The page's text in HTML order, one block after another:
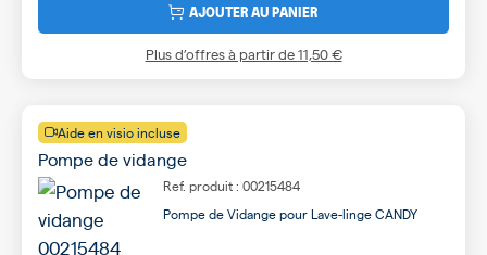
AJOUTER AU PANIER
Plus d’offres à partir de11,50 €
Aide en visio incluse
Pompe de vidange
Ref. produit : 00215484
Pompe de Vidange pour Lave-linge CANDY